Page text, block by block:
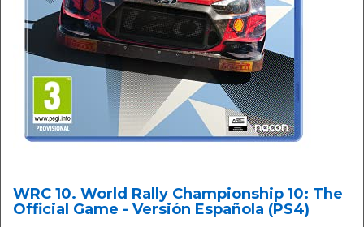
WRC 10. World Rally Championship 10: The
Official Game - Versión Española (PS4)